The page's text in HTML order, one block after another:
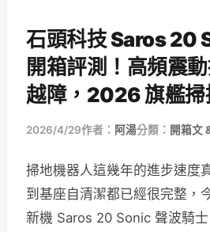
石頭科技 Saros 20
開箱評測！高頻震
越障，2026 旗艦掃
2026/4/29作者： 阿湯分類： 開箱文
掃地機器人這幾年的進步速度
到基座自清潔都已經很完整，
新機 Saros 20 Sonic 聲波騎